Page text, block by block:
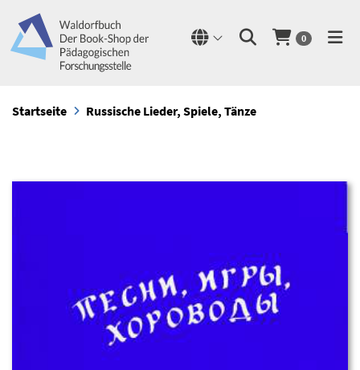
0
Startseite Russische Lieder, Spiele, Tänze